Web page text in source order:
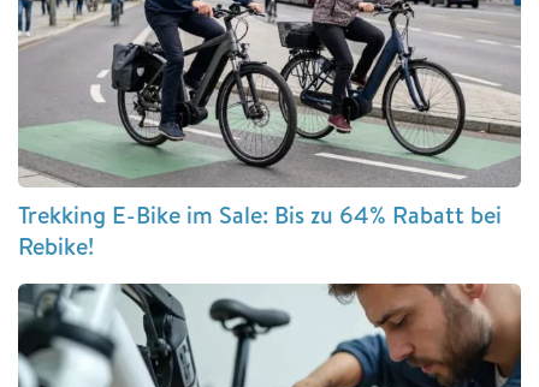
Trekking E-Bike im Sale: Bis zu 64% Rabatt bei
Rebike!